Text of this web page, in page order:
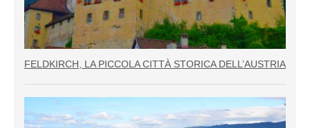
FELDKIRCH, LA PICCOLA CITTÀ STORICA DELL’AUSTRIA